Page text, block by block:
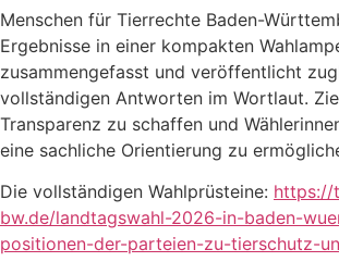
Menschen für Tierrechte Baden-
Ergebnisse in einer kompakten
zusammengefasst und veröffentlicht
vollständigen Antworten im Wortlaut.
Transparenz zu schaffen und
eine sachliche Orientierung zu
Die vollständigen Wahlprüsteine: https://
bw.de/landtagswahl-2026-in-baden-
positionen-der-parteien-zu-tierschutz-